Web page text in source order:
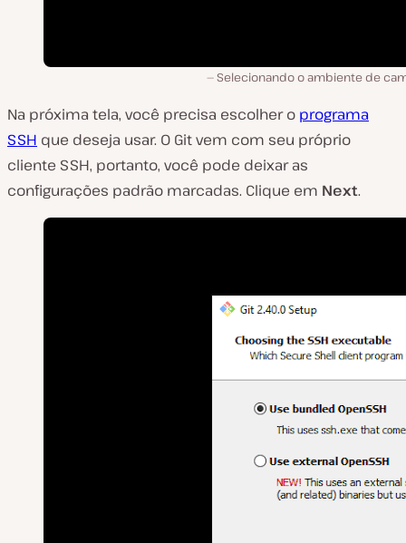
Selecionando o ambiente de
Na próxima tela, você precisa escolher o programa
SSH que deseja usar. O Git vem com seu próprio
cliente SSH, portanto, você pode deixar as
configurações padrão marcadas. Clique em Next.